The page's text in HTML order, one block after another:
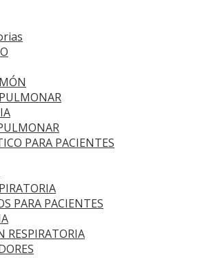
PARA PACIENTES
PARA PACIENTES
RESPIRATORIA